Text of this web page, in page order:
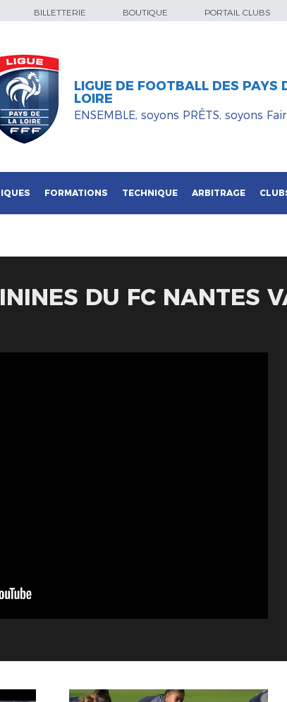
BILLETTERIE BOUTIQUE PORTAIL CLUBS
LIGUE DE FOOTBALL DES PAYS
LOIRE
ENSEMBLE, soyons PRÊTS, soyons
FORMATIONS TECHNIQUE ARBITRAGE
DU FC NANTES